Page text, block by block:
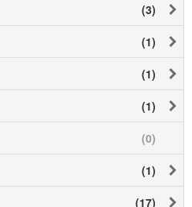
(3)
(1)
(1)
(1)
(0)
(1)
(17)